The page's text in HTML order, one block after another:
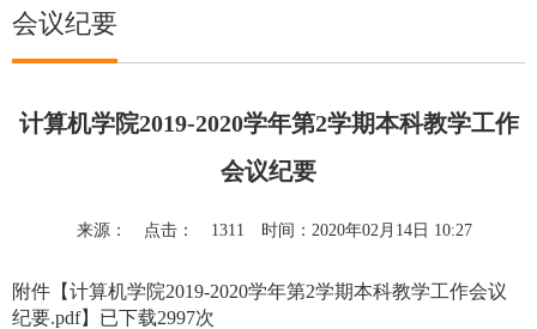
会议纪要
计算机学院2019-2020学年第2学期本科教学工作
会议纪要
来源： 点击： 1311 时间：2020年02月14日 10:27
附件【计算机学院2019-2020学年第2学期本科教学工作会议
纪要.pdf】已下载2997次